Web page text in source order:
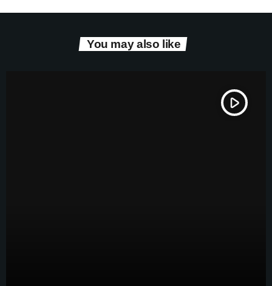
You may also like
play_arrow